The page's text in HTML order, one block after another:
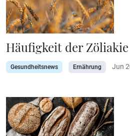
Häufigkeit der
Gesundheitsnews Ernährung Jun